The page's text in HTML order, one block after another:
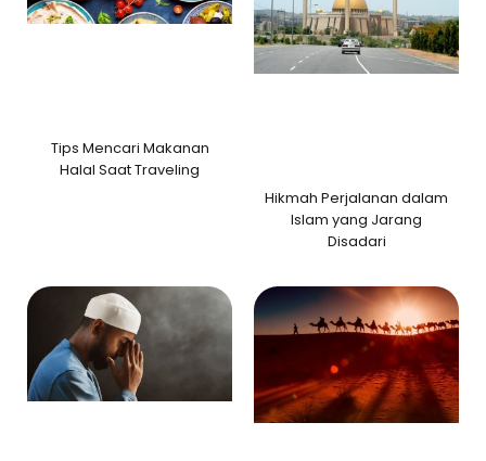
Tips Mencari Makanan
Halal Saat Traveling
Hikmah Perjalanan dalam
Islam yang Jarang
Disadari